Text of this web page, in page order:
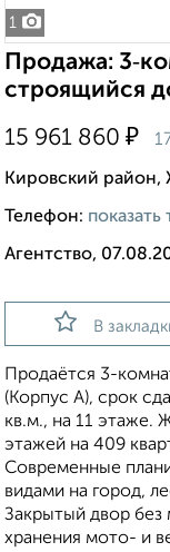
1
Продажа:
строящийся
15 961 860 ₽
Кировский
Телефон:
Агентство,
В
Продаётся 3-
(Корпус А), срок
кв.м., на 11 этаже.
этажей на 409
Современные
видами на город,
Закрытый двор без
хранения мото- и